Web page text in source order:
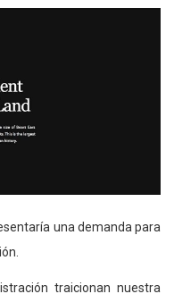
una demanda para
traicionan nuestra